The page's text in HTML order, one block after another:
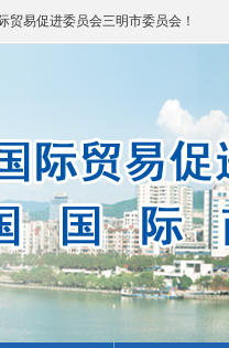
贸易促进委员会三明市委员会！